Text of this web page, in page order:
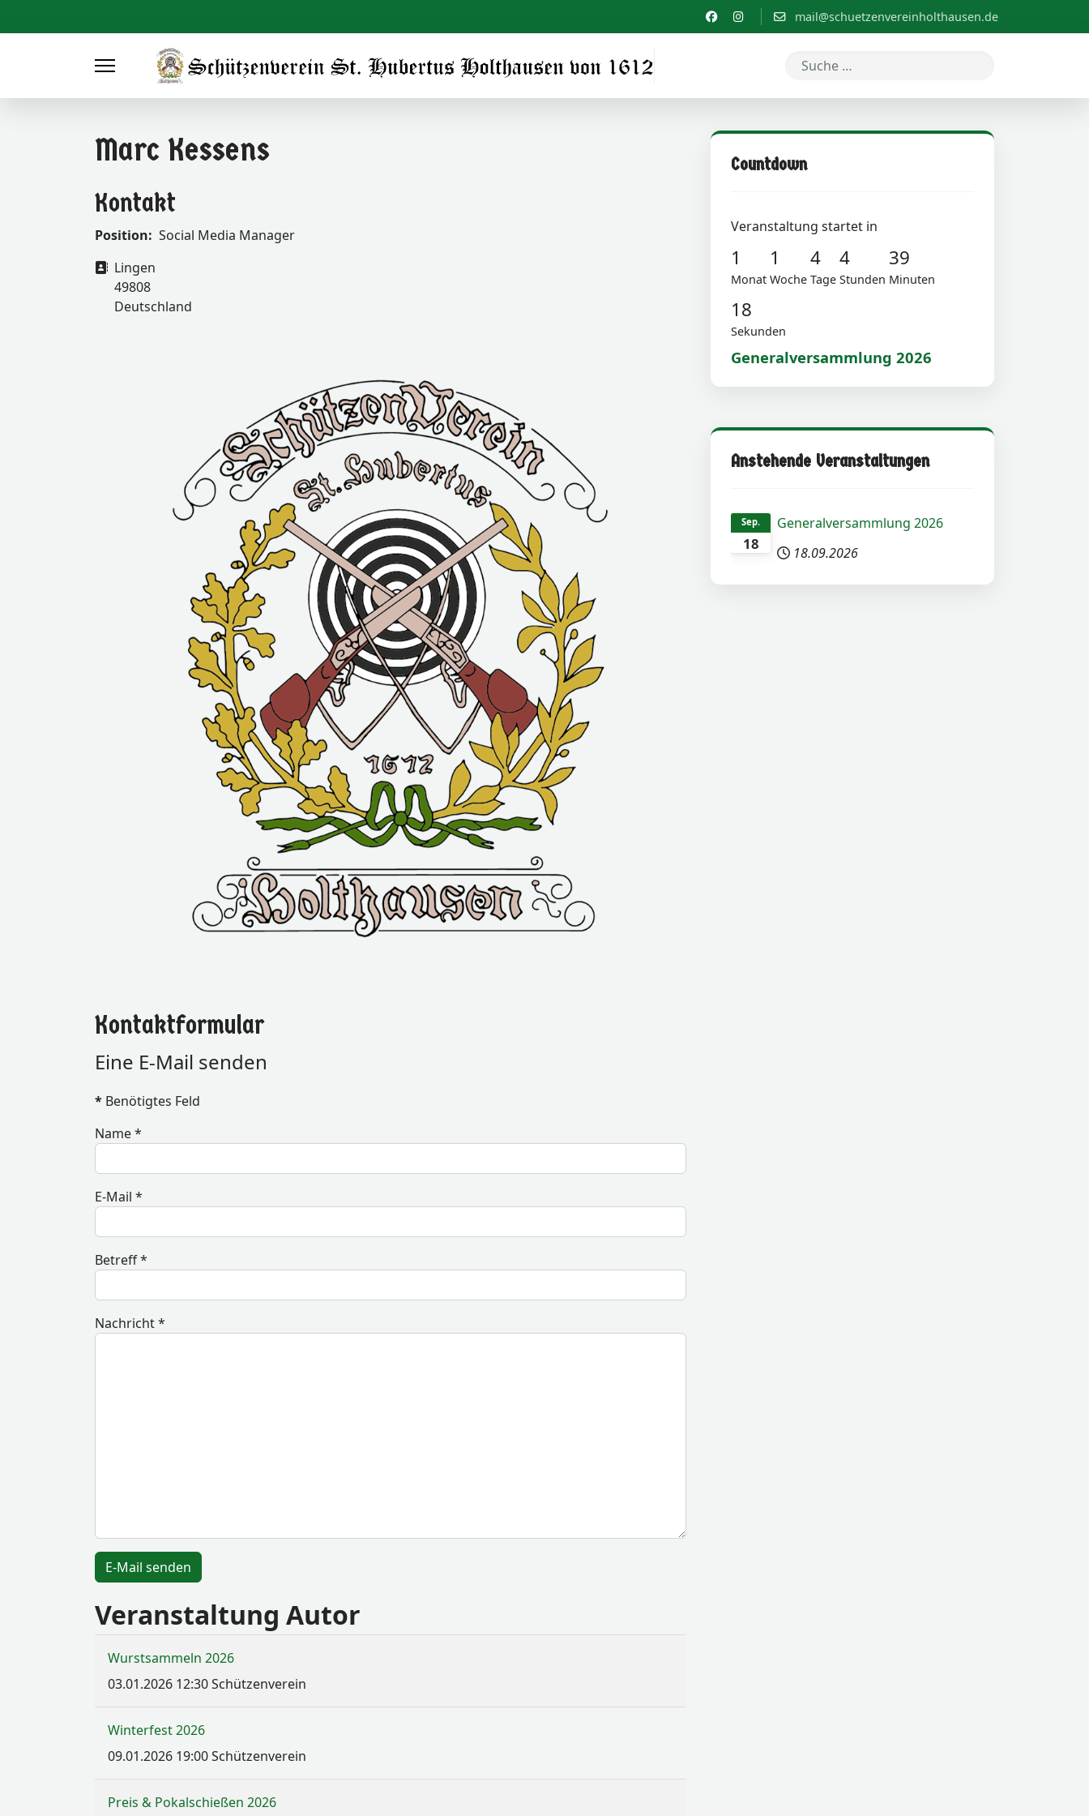
mail@schuetzenvereinholthausen.de
Suchen
Marc Kessens
Kontakt
Position: Social Media Manager
Adresse
Lingen
49808
Deutschland
Kontaktformular
Eine E-Mail senden
* Benötigtes Feld
Name*
E-Mail *
Betreff*
Nachricht*
E-Mail senden
Veranstaltung Autor
Wurstsammeln 2026
03.01.2026 12:30Schützenverein
Winterfest 2026
09.01.2026 19:00Schützenverein
Preis & Pokalschießen 2026
Countdown
Veranstaltung startet in
1
Monat
1
Woche
4
Tage
4
Stunden
39
Minuten
17
Sekunden
Generalversammlung 2026
Anstehende Veranstaltungen
18
Sep.
Generalversammlung 2026
18.09.2026